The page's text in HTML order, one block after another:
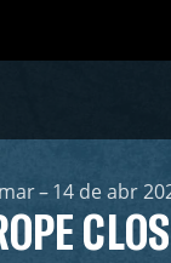
– 14 de abr